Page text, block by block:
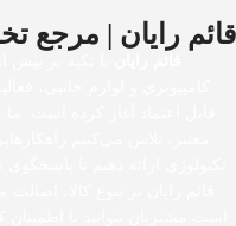
قائم رایان | مرجع